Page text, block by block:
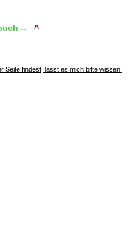
-- ^
Seite findest, lasst es mich bitte wissen!